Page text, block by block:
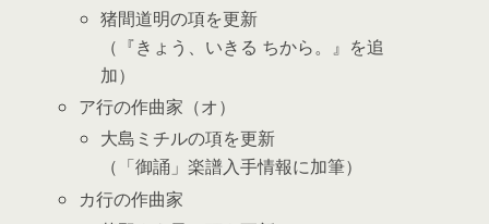
猪間道明の項を更新
（『きょう、いきる ちから。』を追
加）
ア行の作曲家（オ）
大島ミチルの項を更新
（「御誦」楽譜入手情報に加筆）
カ行の作曲家